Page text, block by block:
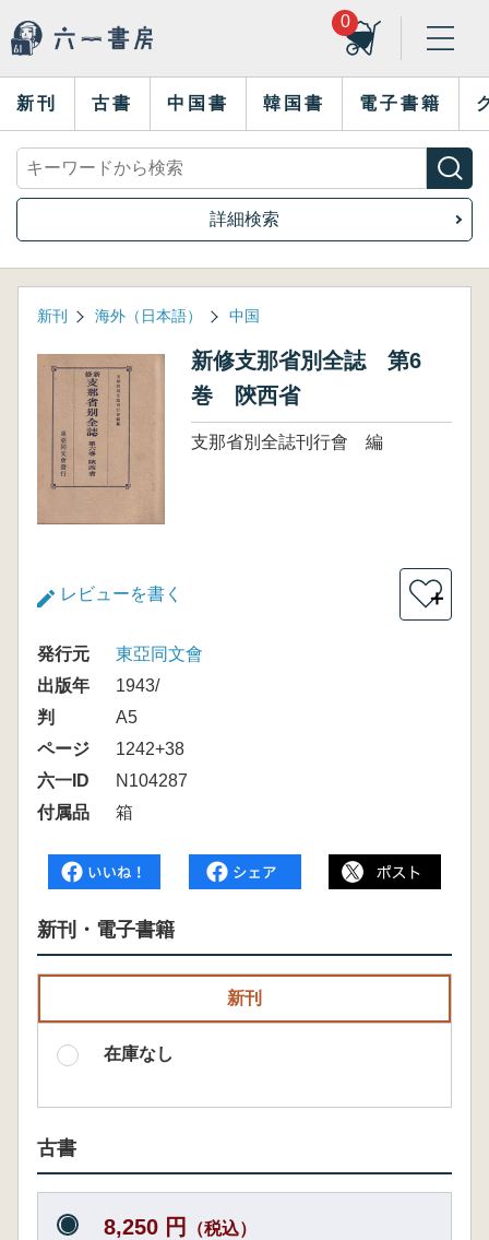
0
新刊 古書 中国書 韓国書 電子書籍
詳細検索
新刊 海外（日本語） 中国
新修支那省別全誌 第6
巻 陝西省
支那省別全誌刊行會 編
レビューを書く ＋
発行元
東亞同文會
出版年
1943/
判
A5
ページ
1242+38
六一ID
N104287
付属品
箱
新刊・電子書籍
新刊
在庫なし
古書
8,250 円 （税込）